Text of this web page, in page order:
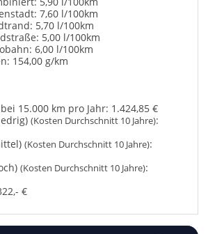
7,60 l/100km
5,70 l/100km
5,00 l/100km
6,00 l/100km
154,00 g/km
15.000 km pro Jahr: 1.424,85 €
(Kosten Durchschnitt 10 Jahre):
(Kosten Durchschnitt 10 Jahre):
(Kosten Durchschnitt 10 Jahre):
€